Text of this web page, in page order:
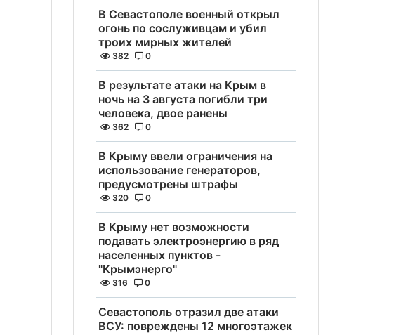
В Севастополе военный открыл
огонь по сослуживцам и убил
троих мирных жителей
382 0
В результате атаки на Крым в
ночь на 3 августа погибли три
человека, двое ранены
362 0
В Крыму ввели ограничения на
использование генераторов,
предусмотрены штрафы
320 0
В Крыму нет возможности
подавать электроэнергию в ряд
населенных пунктов -
"Крымэнерго"
316 0
Севастополь отразил две атаки
ВСУ: повреждены 12 многоэтажек